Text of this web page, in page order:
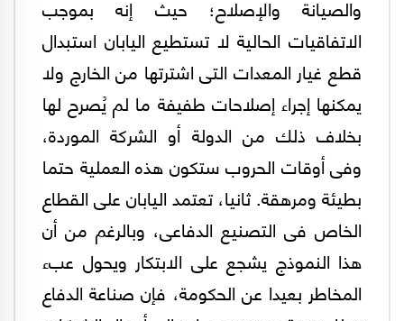
والصيانة والإصلاح؛ حيث إنه بموجب
الاتفاقيات الحالية لا تستطيع اليابان استبدال
قطع غيار المعدات التى اشترتها من الخارج ولا
يمكنها إجراء إصلاحات طفيفة ما لم يُصرح لها
بخلاف ذلك من الدولة أو الشركة الموردة،
وفى أوقات الحروب ستكون هذه العملية حتما
بطيئة ومرهقة. ثانيا، تعتمد اليابان على القطاع
الخاص فى التصنيع الدفاعى، وبالرغم من أن
هذا النموذج يشجع على الابتكار ويحول عبء
المخاطر بعيدا عن الحكومة، فإن صناعة الدفاع